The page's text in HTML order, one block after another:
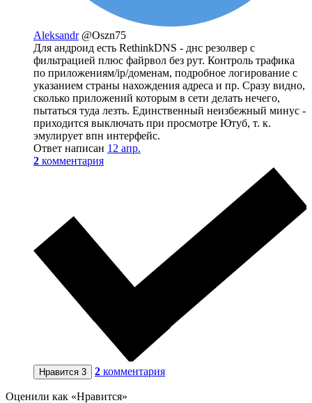
Aleksandr @Oszn75
Для андроид есть RethinkDNS - днс резолвер с
фильтрацией плюс файрвол без рут. Контроль трафика
по приложениям/ip/доменам, подробное логирование с
указанием страны нахождения адреса и пр. Сразу видно,
сколько приложений которым в сети делать нечего,
пытаться туда лезть. Единственный неизбежный минус -
приходится выключать при просмотре Ютуб, т. к.
эмулирует впн интерфейс.
Ответ написан 12 апр.
2 комментария
Нравится 3 2 комментария
Оценили как «Нравится»